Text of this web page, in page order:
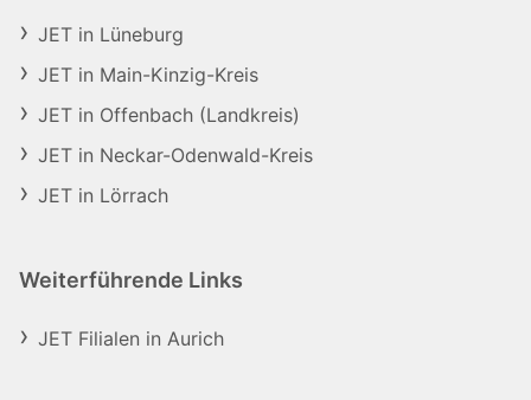
JET in Lüneburg
JET in Main-Kinzig-Kreis
JET in Offenbach (Landkreis)
JET in Neckar-Odenwald-Kreis
JET in Lörrach
Weiterführende Links
JET Filialen in Aurich